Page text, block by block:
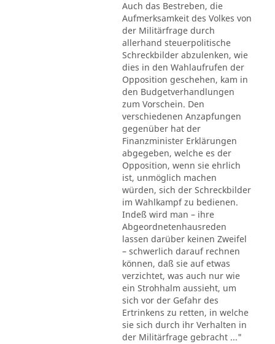
Auch das Bestreben, die
Aufmerksamkeit des Volkes von
der Militärfrage durch
allerhand steuerpolitische
Schreckbilder abzulenken, wie
dies in den Wahlaufrufen der
Opposition geschehen, kam in
den Budgetverhandlungen
zum Vorschein. Den
verschiedenen Anzapfungen
gegenüber hat der
Finanzminister Erklärungen
abgegeben, welche es der
Opposition, wenn sie ehrlich
ist, unmöglich machen
würden, sich der Schreckbilder
im Wahlkampf zu bedienen.
Indeß wird man – ihre
Abgeordnetenhausreden
lassen darüber keinen Zweifel
– schwerlich darauf rechnen
können, daß sie auf etwas
verzichtet, was auch nur wie
ein Strohhalm aussieht, um
sich vor der Gefahr des
Ertrinkens zu retten, in welche
sie sich durch ihr Verhalten in
der Militärfrage gebracht ..."